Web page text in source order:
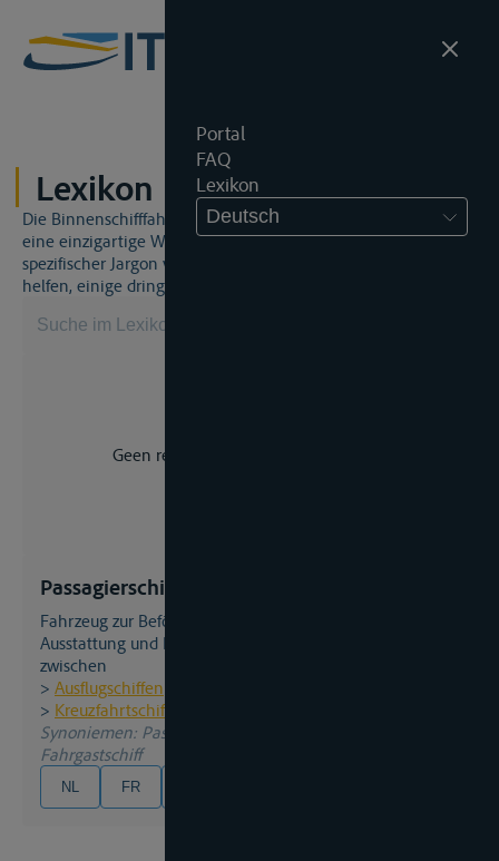
Portal
FAQ
Lexikon
Deutsch
Lexikon
Die Binnenschifffahrt und das Binnenschifffahrtsrecht sind
eine einzigartige Welt. Dies bedeutet, dass häufig ein
spezifischer Jargon verwendet wird. Dieses Lexikon wird Ihnen
helfen, einige dringend benötigte Begriffe zu beherrschen.
Geen resultaat voor uw zoekopdracht.
Passagierschiff
Fahrzeug zur Beförderung von Personen. Je nach
Ausstattung und Route kann man unterscheiden
zwischen
> Ausflugschiffen
> Kreuzfahrtschiffen
Synoniemen: Passagierboot, Personenboot,
Fahrgastschiff
NL FR